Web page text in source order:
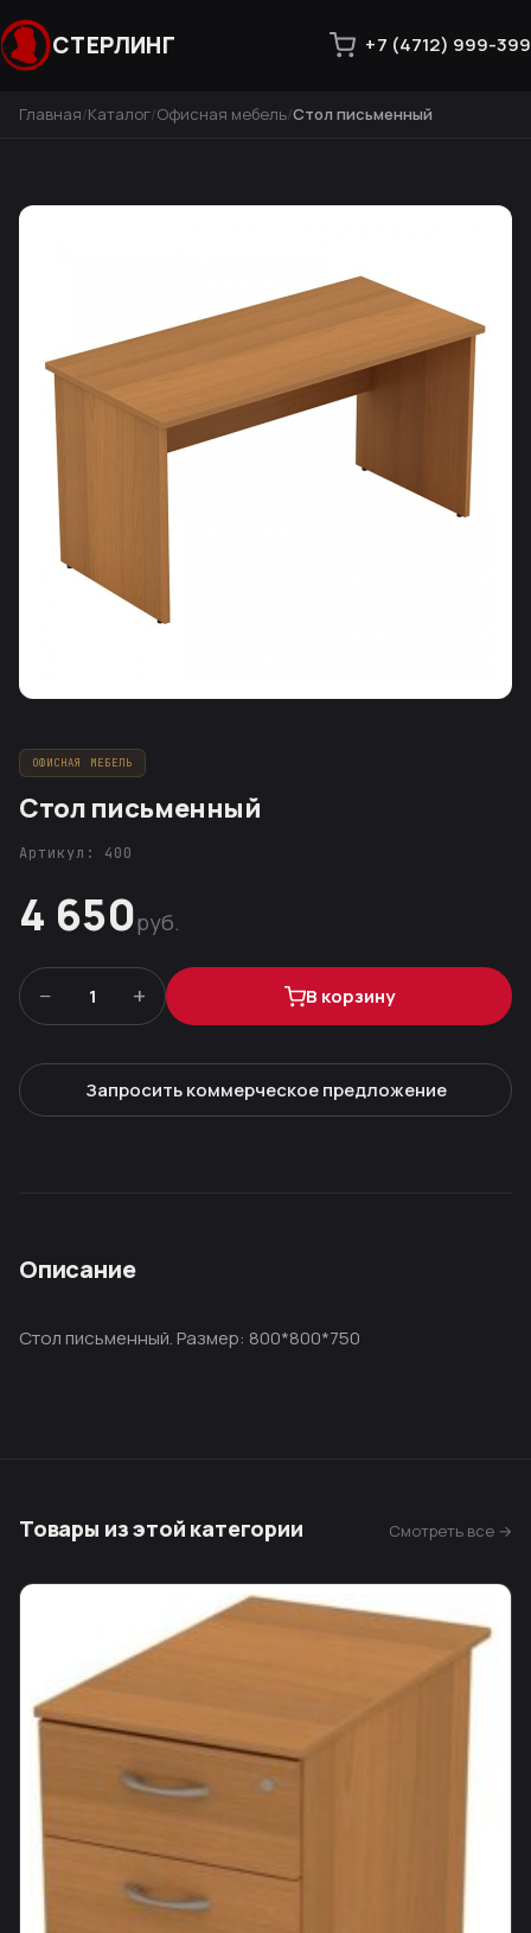
СТЕРЛИНГ +7 (4712) 999-399
Главная Каталог Офисная мебель Стол письменный
ОФИСНАЯ МЕБЕЛЬ
Стол письменный
Артикул: 400
4 650руб.
− 1 + В корзину
Запросить коммерческое предложение
Описание
Стол письменный. Размер: 800*800*750
Товары из этой категории Смотреть все →